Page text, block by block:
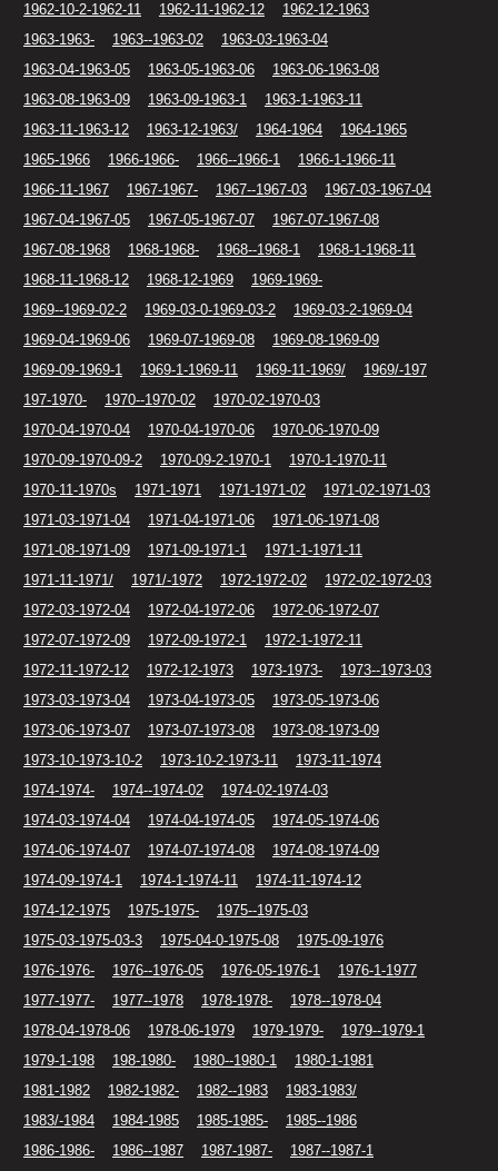
1962-10-2-1962-11
1962-11-1962-12
1962-12-1963
1963-1963-
1963--1963-02
1963-03-1963-04
1963-04-1963-05
1963-05-1963-06
1963-06-1963-08
1963-08-1963-09
1963-09-1963-1
1963-1-1963-11
1963-11-1963-12
1963-12-1963/ 1964-1964
1964-1965
1965-1966
1966-1966- 1966--1966-1
1966-1-1966-11
1966-11-1967
1967-1967- 1967--1967-03
1967-03-1967-04
1967-04-1967-05
1967-05-1967-07
1967-07-1967-08
1967-08-1968
1968-1968- 1968--1968-1
1968-1-1968-11
1968-11-1968-12
1968-12-1969
1969-1969-
1969--1969-02-2
1969-03-0-1969-03-2
1969-03-2-1969-04
1969-04-1969-06
1969-07-1969-08
1969-08-1969-09
1969-09-1969-1
1969-1-1969-11 1969-11-1969/
1969/-197
197-1970-
1970--1970-02
1970-02-1970-03
1970-04-1970-04
1970-04-1970-06
1970-06-1970-09
1970-09-1970-09-2
1970-09-2-1970-1
1970-1-1970-11
1970-11-1970s
1971-1971 1971-1971-02
1971-02-1971-03
1971-03-1971-04
1971-04-1971-06
1971-06-1971-08
1971-08-1971-09
1971-09-1971-1
1971-1-1971-11
1971-11-1971/
1971/-1972 1972-1972-02
1972-02-1972-03
1972-03-1972-04
1972-04-1972-06
1972-06-1972-07
1972-07-1972-09
1972-09-1972-1
1972-1-1972-11
1972-11-1972-12
1972-12-1973 1973-1973-
1973--1973-03
1973-03-1973-04
1973-04-1973-05
1973-05-1973-06
1973-06-1973-07
1973-07-1973-08
1973-08-1973-09
1973-10-1973-10-2
1973-10-2-1973-11
1973-11-1974
1974-1974-
1974--1974-02
1974-02-1974-03
1974-03-1974-04
1974-04-1974-05
1974-05-1974-06
1974-06-1974-07
1974-07-1974-08
1974-08-1974-09
1974-09-1974-1
1974-1-1974-11
1974-11-1974-12
1974-12-1975
1975-1975-
1975--1975-03
1975-03-1975-03-3
1975-04-0-1975-08
1975-09-1976
1976-1976-
1976--1976-05 1976-05-1976-1
1976-1-1977
1977-1977-
1977--1978 1978-1978-
1978--1978-04
1978-04-1978-06
1978-06-1979 1979-1979-
1979--1979-1
1979-1-198
198-1980- 1980--1980-1
1980-1-1981
1981-1982
1982-1982- 1982--1983
1983-1983/
1983/-1984
1984-1985 1985-1985-
1985--1986
1986-1986-
1986--1987 1987-1987-
1987--1987-1